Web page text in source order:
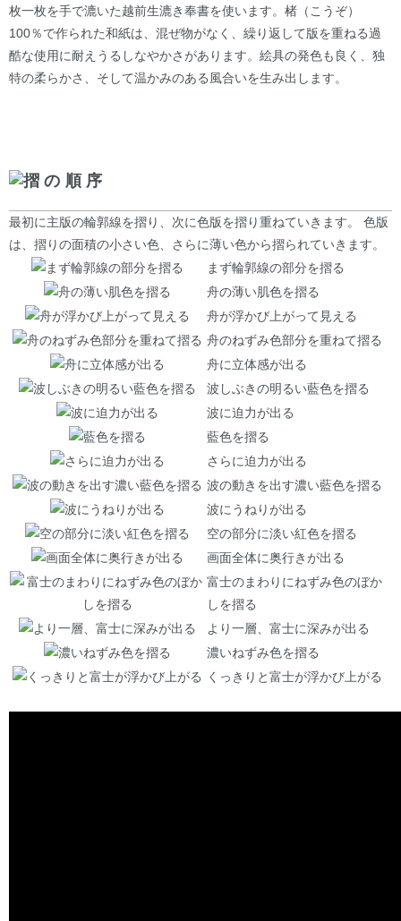
枚一枚を手で漉いた越前生漉き奉書を使います。楮（こうぞ）
100％で作られた和紙は、混ぜ物がなく、繰り返して版を重ねる過
酷な使用に耐えうるしなやかさがあります。絵具の発色も良く、独
特の柔らかさ、そして温かみのある風合いを生み出します。
摺の順序
最初に主版の輪郭線を摺り、次に色版を摺り重ねていきます。 色版
は、摺りの面積の小さい色、さらに薄い色から摺られていきます。
まず輪郭線の部分を摺る
舟の薄い肌色を摺る
舟が浮かび上がって見える
舟のねずみ色部分を重ねて摺る
舟に立体感が出る
波しぶきの明るい藍色を摺る
波に迫力が出る
藍色を摺る
さらに迫力が出る
波の動きを出す濃い藍色を摺る
波にうねりが出る
空の部分に淡い紅色を摺る
画面全体に奥行きが出る
富士のまわりにねずみ色のぼか
しを摺る
より一層、富士に深みが出る
濃いねずみ色を摺る
くっきりと富士が浮かび上がる